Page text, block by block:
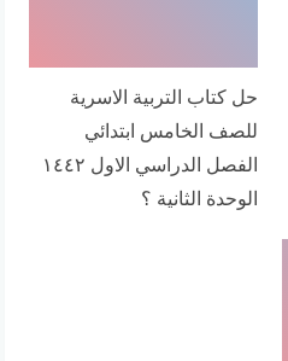
حل كتاب التربية الاسرية
للصف الخامس ابتدائي
الفصل الدراسي الاول ١٤٤٢
الوحدة الثانية ؟